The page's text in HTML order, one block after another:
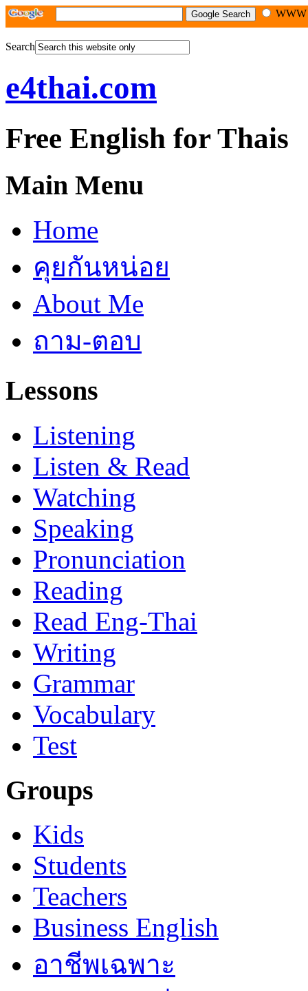
Search
e4thai.com
Free English for Thais
Main Menu
Home
คุยกันหน่อย
About Me
ถาม-ตอบ
Lessons
Listening
Listen & Read
Watching
Speaking
Pronunciation
Reading
Read Eng-Thai
Writing
Grammar
Vocabulary
Test
Groups
Kids
Students
Teachers
Business English
อาชีพเฉพาะ